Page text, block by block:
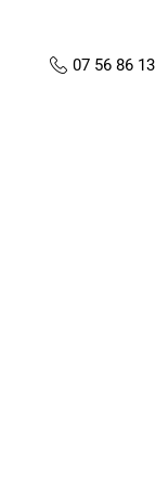
07 56 86